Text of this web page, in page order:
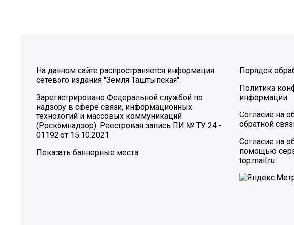
На данном сайте распространяется информация
сетевого издания "Земля Таштыпская".
Зарегистрировано Федеральной службой по
надзору в сфере связи, информационных
технологий и массовых коммуникаций
(Роскомнадзор). Реестровая запись ПИ № ТУ 24 -
01192 от 15.10.2021
Показать баннерные места
Порядок
Политика
информации
Согласие на
обратной
Согласие на
помощью
top.mail.ru